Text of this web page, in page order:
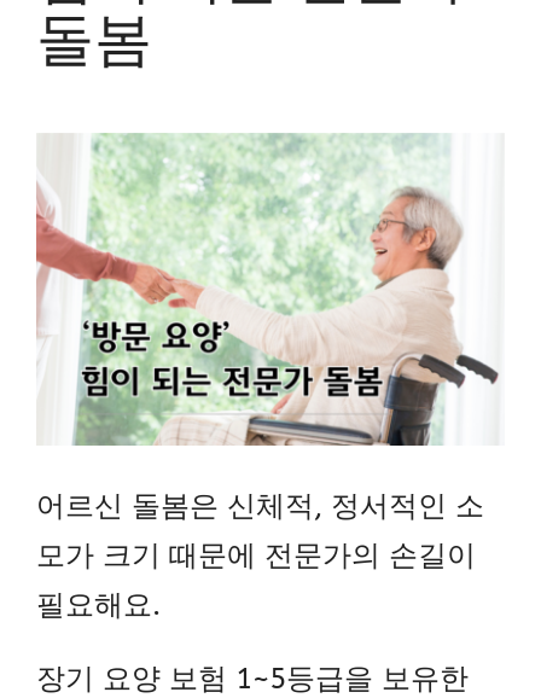
돌봄
Larger
Image
어르신 돌봄은 신체적, 정서적인 소
모가 크기 때문에 전문가의 손길이
필요해요.
장기 요양 보험 1~5등급을 보유한